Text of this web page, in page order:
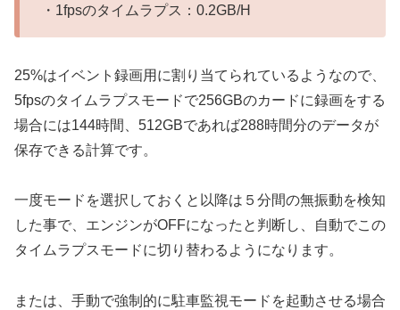
・1fpsのタイムラプス：0.2GB/H
25%はイベント録画用に割り当てられているようなので、
5fpsのタイムラプスモードで256GBのカードに録画をする
場合には144時間、512GBであれば288時間分のデータが
保存できる計算です。
一度モードを選択しておくと以降は５分間の無振動を検知
した事で、エンジンがOFFになったと判断し、自動でこの
タイムラプスモードに切り替わるようになります。
または、手動で強制的に駐車監視モードを起動させる場合